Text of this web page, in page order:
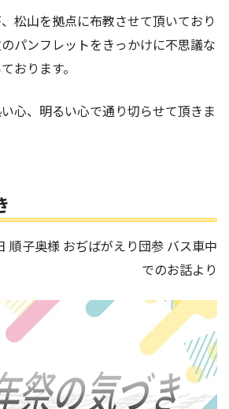
松山を拠点に布教させて頂いており
パンフレットをきっかけに不思議な
おります。
心、明るい心で通り切らせて頂きま
順子奥様 おぢばがえり団参 バス車中
でのお話より